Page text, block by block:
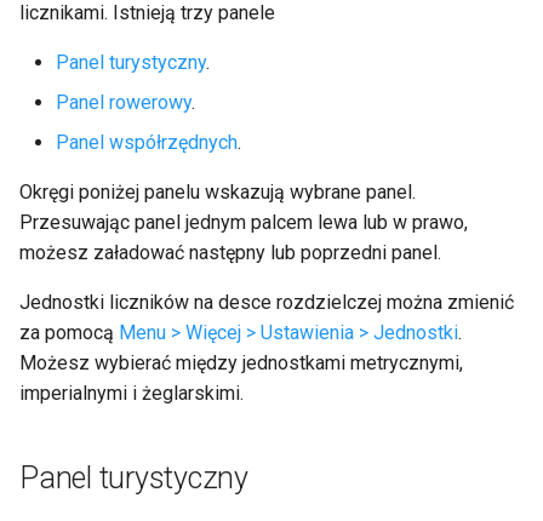
licznikami. Istnieją trzy panele
Panel turystyczny.
Panel rowerowy.
Panel współrzędnych.
Okręgi poniżej panelu wskazują wybrane panel.
Przesuwając panel jednym palcem lewa lub w prawo,
możesz załadować następny lub poprzedni panel.
Jednostki liczników na desce rozdzielczej można zmienić
za pomocą Menu > Więcej > Ustawienia > Jednostki.
Możesz wybierać między jednostkami metrycznymi,
imperialnymi i żeglarskimi.
Panel turystyczny